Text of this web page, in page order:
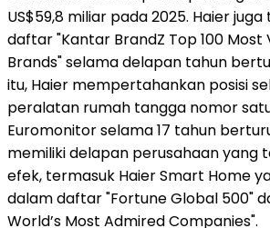
US$59,8 miliar pada 2025. Haier
daftar "Kantar BrandZ Top 100 Most
Brands" selama delapan tahun
itu, Haier mempertahankan posisi
peralatan rumah tangga nomor
Euromonitor selama 17 tahun
memiliki delapan perusahaan yang
efek, termasuk Haier Smart Home
dalam daftar "Fortune Global 500"
World’s Most Admired Companies".